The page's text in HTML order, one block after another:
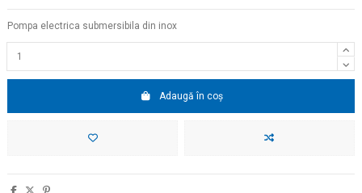
Pompa electrica submersibila din inox
Adaugă în coș